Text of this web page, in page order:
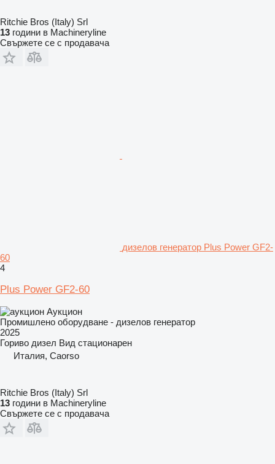
Ritchie Bros (Italy) Srl
13 години в Machineryline
Свържете се с продавача
дизелов генератор Plus Power GF2-
60
4
Plus Power GF2-60
Аукцион
Промишлено оборудване - дизелов генератор
2025
Гориво дизел Вид стационарен
Италия, Caorso
Ritchie Bros (Italy) Srl
13 години в Machineryline
Свържете се с продавача